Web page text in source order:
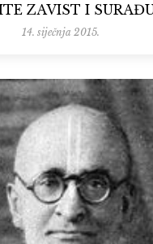
ZAVIST I
14. siječnja 2015.